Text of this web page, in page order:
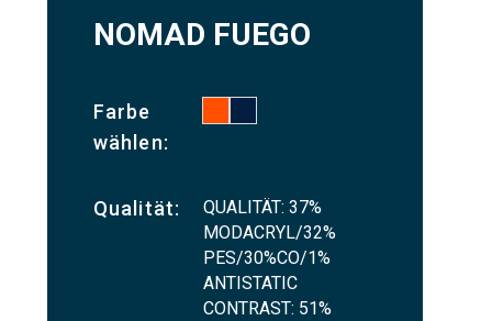
NOMAD FUEGO
Farbe
wählen:
Qualität:
QUALITÄT: 37%
MODACRYL/32%
PES/30%CO/1%
ANTISTATIC
CONTRAST: 51%